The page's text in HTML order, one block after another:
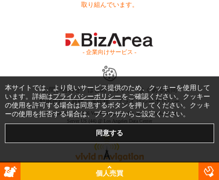
取り組んでいます。
- 企業向けサービス -
お問い合わせ はじめてガイド
よくある質問
利用規約
商標・著作権 プライバシーポリシー
Copyright © 1999-2026 Vivid Navigation, Inc. All Rights Reserved.
Server US (44) @ Los Angeles Data Center
個人売買
本サイトでは、より良いサービス提供のため、クッキーを使用して
います。詳細はプライバシーポリシーをご確認ください。クッキー
の使用を許可する場合は同意するボタンを押してください。クッキ
ーの使用を拒否する場合は、ブラウザからご設定ください。